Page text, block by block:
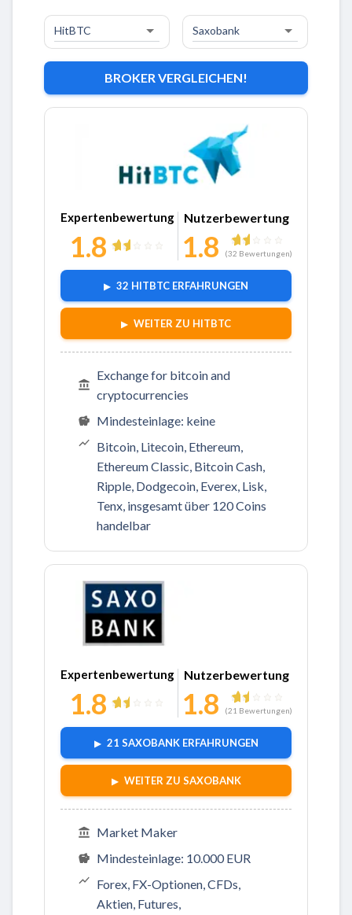
BROKER VERGLEICHEN!
Expertenbewertung
1.8
Nutzerbewertung
1.8 (32 Bewertungen)
32 HITBTC ERFAHRUNGEN
WEITER ZU HITBTC
Exchange for bitcoin and
cryptocurrencies
Mindesteinlage: keine
Bitcoin, Litecoin, Ethereum,
Ethereum Classic, Bitcoin Cash,
Ripple, Dodgecoin, Everex, Lisk,
Tenx, insgesamt über 120 Coins
handelbar
Expertenbewertung
1.8
Nutzerbewertung
1.8 (21 Bewertungen)
21 SAXOBANK ERFAHRUNGEN
WEITER ZU SAXOBANK
Market Maker
Mindesteinlage: 10.000 EUR
Forex, FX-Optionen, CFDs,
Aktien, Futures,